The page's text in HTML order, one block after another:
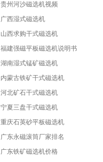
贵州河沙磁选机视频
广西湿式磁选机
山西求购干式磁选机
福建强磁平板磁选机说明书
湖南湿式锰矿磁选机
内蒙古铁矿干式磁选机
河北矿石干式磁选机
宁夏三盘干式磁选机
重庆石英砂平板磁选机
广东永磁滚筒厂家排名
广东铁矿磁选机价格